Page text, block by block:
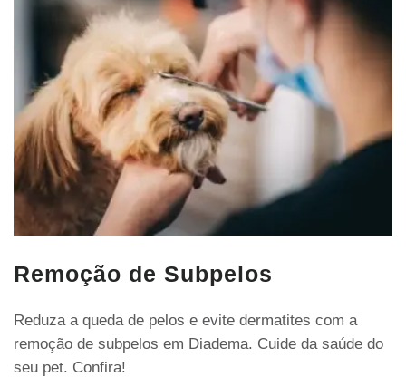
Remoção de Subpelos
Reduza a queda de pelos e evite dermatites com a
remoção de subpelos em Diadema. Cuide da saúde do
seu pet. Confira!